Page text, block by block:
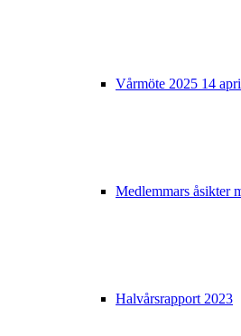
Vårmöte 2025 14
Medlemmars åsikter
Halvårsrapport 2023